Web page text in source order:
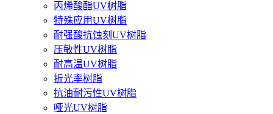
丙烯酸酯UV树脂
特殊应用UV树脂
耐强酸抗蚀刻UV树脂
压敏性UV树脂
耐高温UV树脂
折光率树脂
抗油耐污性UV树脂
哑光UV树脂